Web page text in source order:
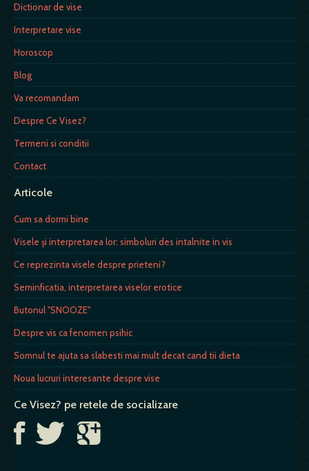
Dictionar de vise
Interpretare vise
Horoscop
Blog
Va recomandam
Despre Ce Visez?
Termeni si conditii
Contact
Articole
Cum sa dormi bine
Visele și interpretarea lor: simboluri des intalnite in vis
Ce reprezinta visele despre prieteni?
Seminficatia, interpretarea viselor erotice
Butonul "SNOOZE"
Despre vis ca fenomen psihic
Somnul te ajuta sa slabesti mai mult decat cand tii dieta
Noua lucruri interesante despre vise
Ce Visez? pe retele de socializare